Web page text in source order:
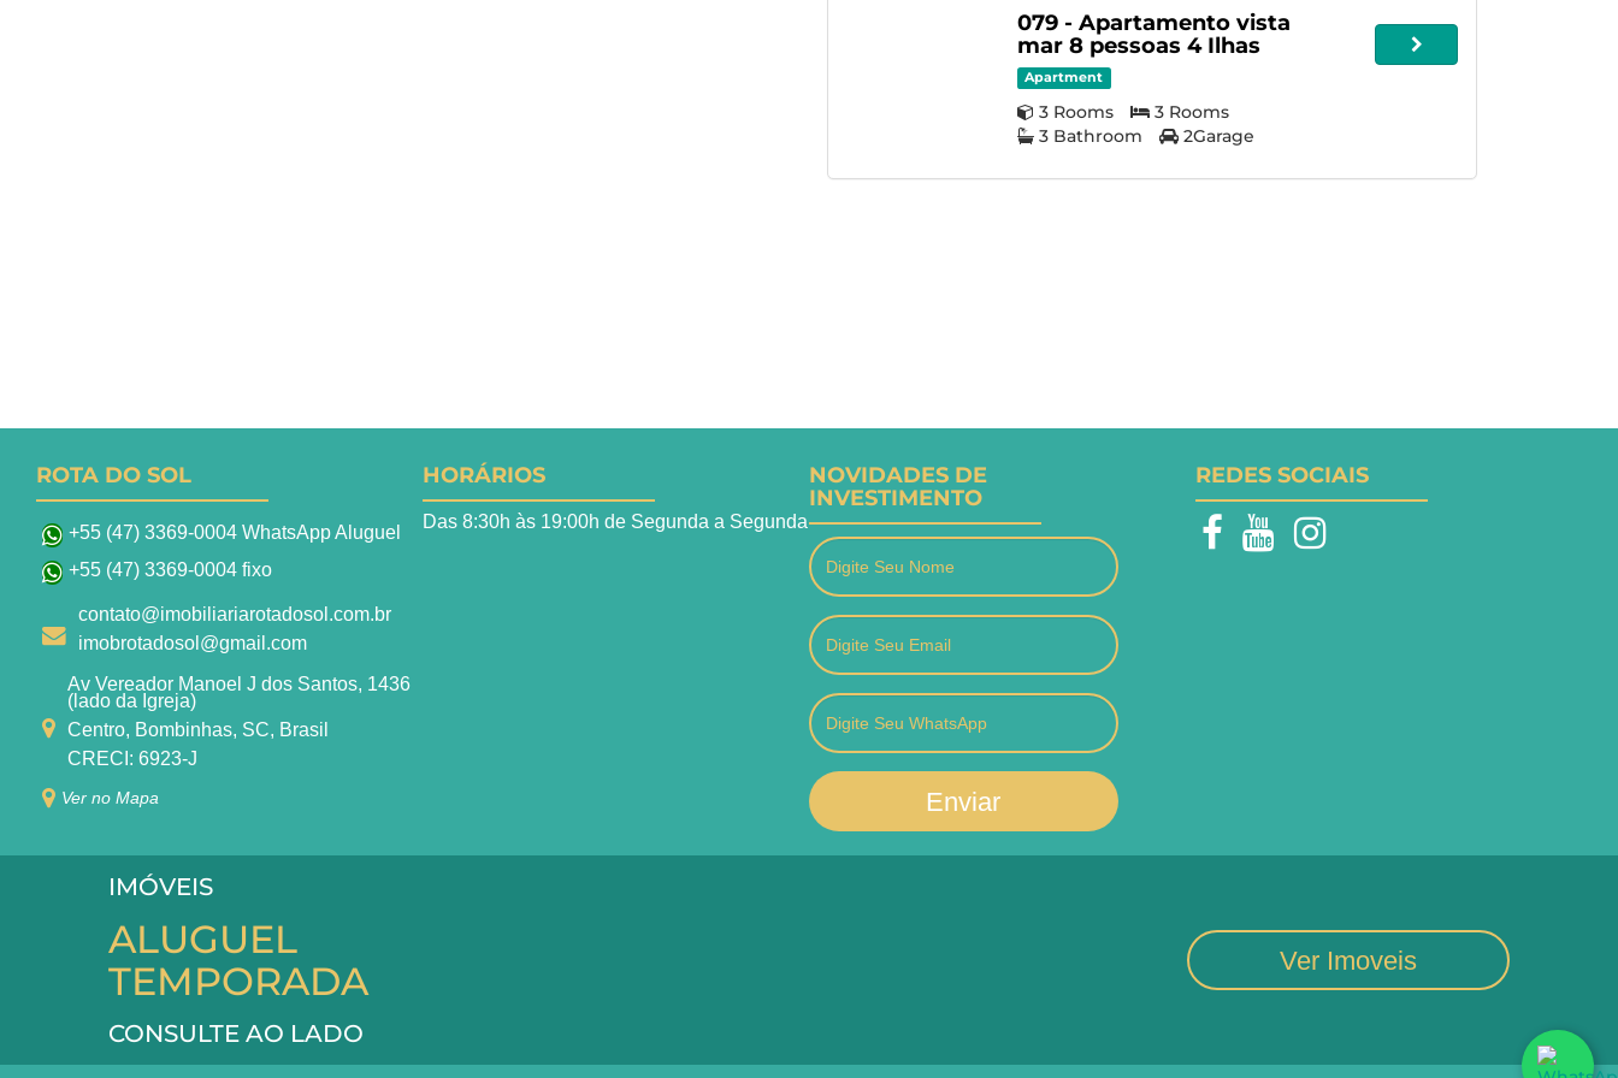
079 - Apartamento vista
mar 8 pessoas 4 Ilhas
Apartment
3 Rooms
3 Rooms
3 Bathroom
2Garage
ROTA DO SOL
+55 (47) 3369-0004 WhatsApp Aluguel
+55 (47) 3369-0004 fixo
contato@imobiliariarotadosol.com.br
imobrotadosol@gmail.com
Av Vereador Manoel J dos Santos, 1436
(lado da Igreja)
Centro, Bombinhas, SC, Brasil
CRECI: 6923-J
Ver no Mapa
HORÁRIOS
Das 8:30h às 19:00h de Segunda a Segunda
NOVIDADES DE
INVESTIMENTO
Enviar
REDES SOCIAIS
IMÓVEIS
ALUGUEL
TEMPORADA
CONSULTE AO LADO
Ver Imoveis